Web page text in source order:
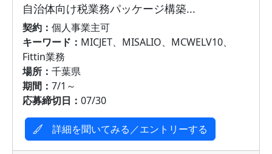
自治体向け税業務パッケージ構築...
契約： 個人事業主可
キーワード： MICJET、MISALIO、MCWELV10、
Fittin業務
場所： 千葉県
期間： 7/1～
応募締切日： 07/30
詳細を聞いてみる／エントリーする